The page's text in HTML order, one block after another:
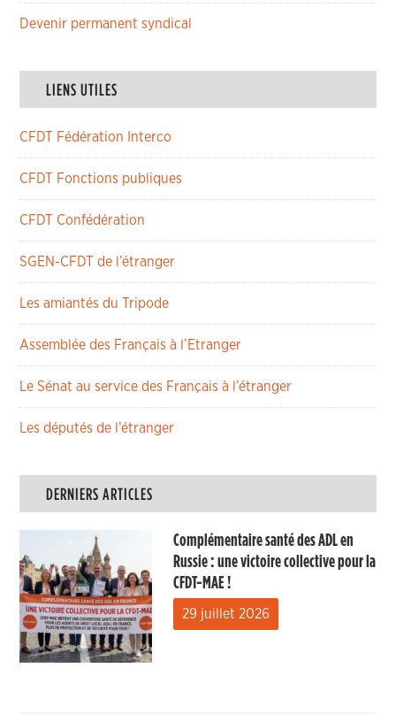
Devenir permanent syndical
LIENS UTILES
CFDT Fédération Interco
CFDT Fonctions publiques
CFDT Confédération
SGEN-CFDT de l’étranger
Les amiantés du Tripode
Assemblée des Français à l’Etranger
Le Sénat au service des Français à l’étranger
Les députés de l’étranger
DERNIERS ARTICLES
Complémentaire santé des ADL en
Russie : une victoire collective pour la
CFDT-MAE !
29 juillet 2026